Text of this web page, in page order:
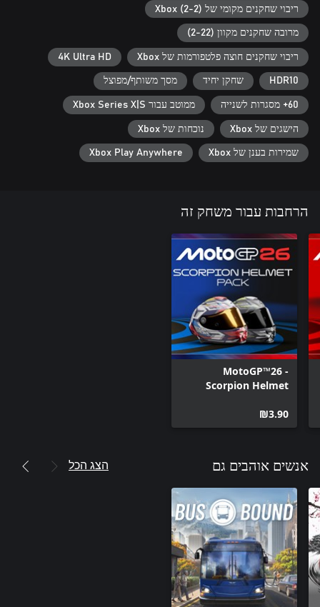
Compete online with full cross-play* and race on a full grid of up
to 22 riders in new online lobbies. Customise your look with
*Nintendo platforms excluded
ריבוי שחקנים מקומי של Xbox (2-2)
מרובה שחקנים מקוון (2-22)
ריבוי שחקנים חוצה פלטפורמות של Xbox 4K Ultra HD
HDR10 שחקן יחיד מסך משותף/מפוצל
60+ מסגרות לשנייה ממוטב עבור Xbox Series X|S
הישגים של Xbox נוכחות של Xbox
שמירות בענן של Xbox Xbox Play Anywhere
הרחבות עבור משחק זה
MotoGP™26 -
Scorpion Helmet
‪₪‎3.90‬
אנשים אוהבים גם הצג הכל